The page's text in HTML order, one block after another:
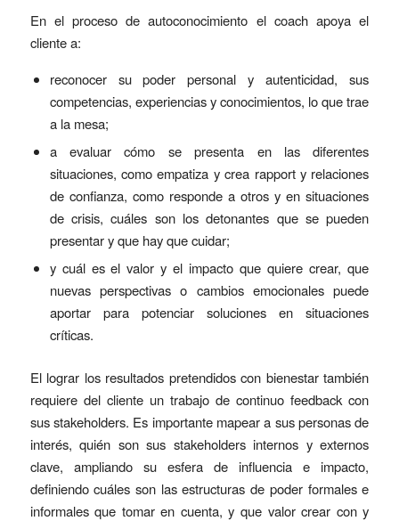
En el proceso de autoconocimiento el coach apoya el
cliente a:
reconocer su poder personal y autenticidad, sus
competencias, experiencias y conocimientos, lo que trae
a la mesa;
a evaluar cómo se presenta en las diferentes
situaciones, como empatiza y crea rapport y relaciones
de confianza, como responde a otros y en situaciones
de crisis, cuáles son los detonantes que se pueden
presentar y que hay que cuidar;
y cuál es el valor y el impacto que quiere crear, que
nuevas perspectivas o cambios emocionales puede
aportar para potenciar soluciones en situaciones
críticas.
El lograr los resultados pretendidos con bienestar también
requiere del cliente un trabajo de continuo feedback con
sus stakeholders. Es importante mapear a sus personas de
interés, quién son sus stakeholders internos y externos
clave, ampliando su esfera de influencia e impacto,
definiendo cuáles son las estructuras de poder formales e
informales que tomar en cuenta, y que valor crear con y